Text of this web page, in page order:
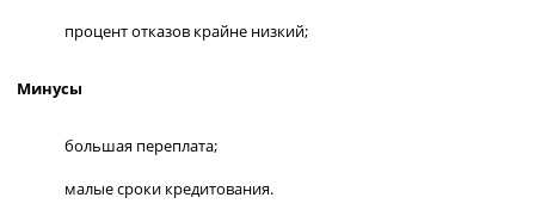
процент отказов крайне низкий;
Минусы
большая переплата;
малые сроки кредитования.